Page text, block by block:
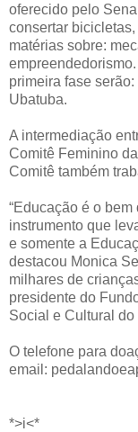
oferecido pelo
consertar
matérias sobre:
primeira fase
Ubatuba.
A intermediação
Comitê Feminino
Comitê também
“Educação é o
instrumento que
e somente a
destacou Monica
milhares de
presidente do
Social e Cultural
O telefone para
email:
*>i<*